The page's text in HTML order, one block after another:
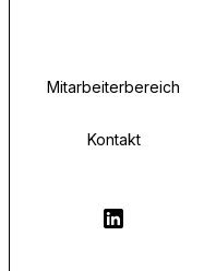
Mitarbeiterbereich
Kontakt